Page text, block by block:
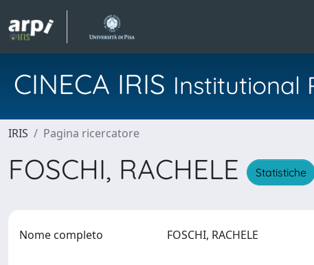
CINECA IRIS Institutional
IRIS Pagina ricercatore
FOSCHI, RACHELE Statistiche
Nome completo FOSCHI, RACHELE